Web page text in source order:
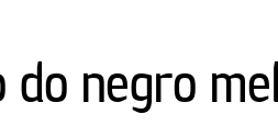
do negro